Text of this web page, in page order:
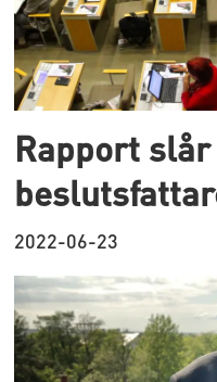
Rapport
2022-06-23